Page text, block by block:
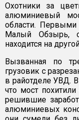
Охотники за
алюминиевый
области.
Малый Обзырь,
находится на
Вызванная по
грузовик с
в райотделе УВД. В
что мост
решившие
алюминиевых